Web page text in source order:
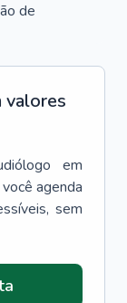
de
valores
em
agenda
sem